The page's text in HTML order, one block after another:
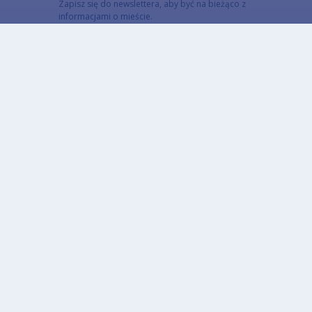
Zapisz się do newslettera, aby być na bieżąco z
informacjami o mieście.